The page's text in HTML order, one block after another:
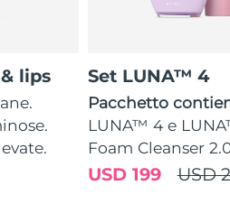
lips Set LUNA™ 4
Pacchetto
LUNA™ 4 e
Foam Cleanser
USD
USD 199